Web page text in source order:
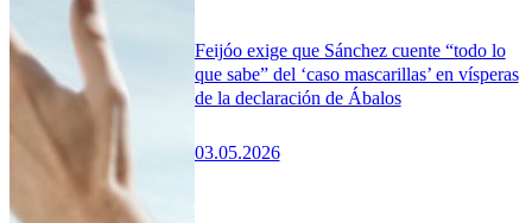
Feijóo exige que Sánchez cuente “todo lo
que sabe” del ‘caso mascarillas’ en vísperas
de la declaración de Ábalos
03.05.2026